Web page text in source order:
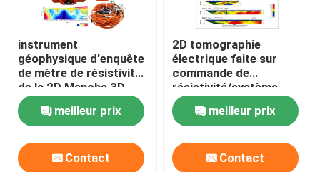
instrument
géophysique d'enquête
de mètre de résistivité
de la 2D Manche 3D
multi
meilleur prix
Contact
2D tomographie
électrique faite sur
commande de
résistivité/système
géophysique de
résistivitémeilleur prix
Contact